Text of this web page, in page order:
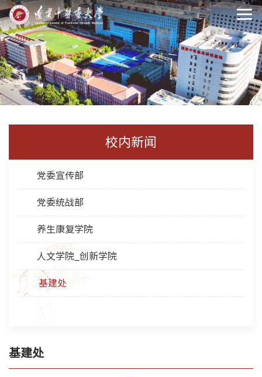
校内新闻
党委宣传部
党委统战部
养生康复学院
人文学院_创新学院
基建处
基建处